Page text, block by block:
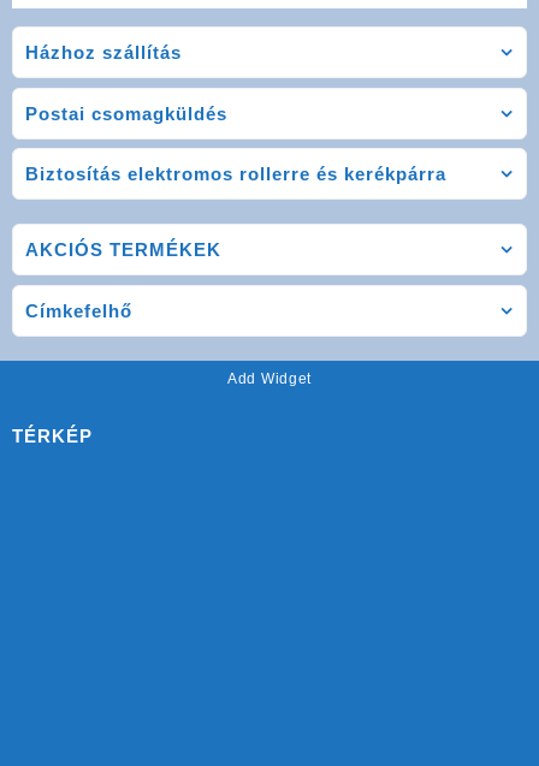
Házhoz szállítás
Postai csomagküldés
Biztosítás elektromos rollerre és kerékpárra
AKCIÓS TERMÉKEK
Címkefelhő
Add Widget
TÉRKÉP